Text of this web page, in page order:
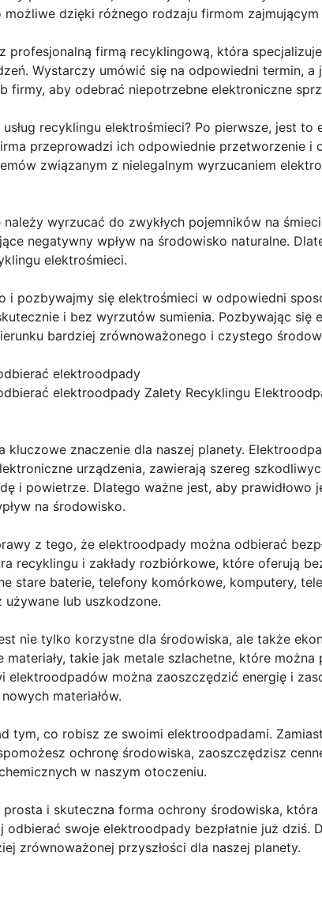
dzięki różnego rodzaju firmom
profesjonalną firmą recyklingową, która
Wystarczy umówić się na odpowiedni termin, a
firmy, aby odebrać niepotrzebne elektroniczne
recyklingu elektrośmieci? Po pierwsze, jest
przeprowadzi ich odpowiednie przetworzenie i
związanym z nielegalnym wyrzucaniem
wyrzucać do zwykłych pojemników na
negatywny wpływ na środowisko naturalne.
elektrośmieci.
i pozbywajmy się elektrośmieci w odpowiedni
i bez wyrzutów sumienia. Pozbywając się
bardziej zrównoważonego i czystego
elektroodpady
elektroodpady Zalety Recyklingu
kluczowe znaczenie dla naszej planety.
urządzenia, zawierają szereg
i powietrze. Dlatego ważne jest, aby prawidłowo
na środowisko.
z tego, że elektroodpady można odbierać
recyklingu i zakłady rozbiórkowe, które oferują
stare baterie, telefony komórkowe, komputery,
lub uszkodzone.
nie tylko korzystne dla środowiska, ale także
materiały, takie jak metale szlachetne, które
elektroodpadów można zaoszczędzić energię i
materiałów.
tym, co robisz ze swoimi elektroodpadami.
ochronę środowiska, zaoszczędzisz
w naszym otoczeniu.
i skuteczna forma ochrony środowiska, która
swoje elektroodpady bezpłatnie już dziś.
zrównoważonej przyszłości dla naszej planety.